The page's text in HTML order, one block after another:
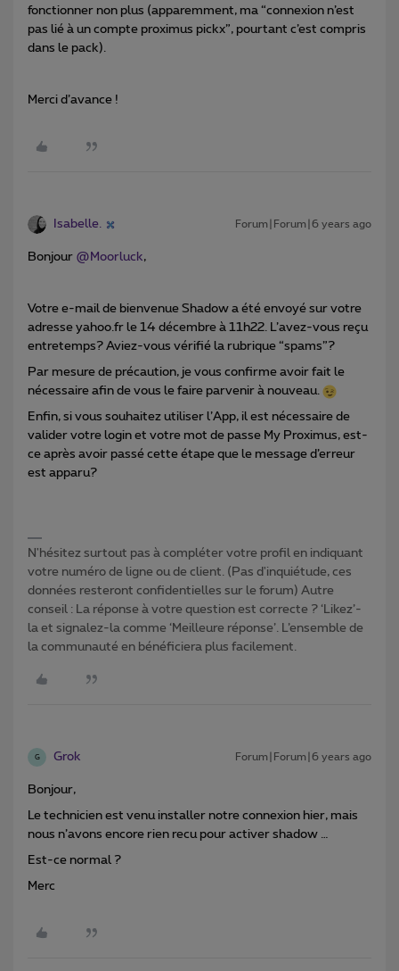
fonctionner non plus (apparemment, ma “connexion n’est
pas lié à un compte proximus pickx”, pourtant c’est compris
dans le pack).
Merci d’avance !
Isabelle. Forum|Forum|6 years ago
Bonjour @Moorluck,
Votre e-mail de bienvenue Shadow a été envoyé sur votre
adresse yahoo.fr le 14 décembre à 11h22. L’avez-vous reçu
entretemps? Aviez-vous vérifié la rubrique “spams”?
Par mesure de précaution, je vous confirme avoir fait le
nécessaire afin de vous le faire parvenir à nouveau.
Enfin, si vous souhaitez utiliser l’App, il est nécessaire de
valider votre login et votre mot de passe My Proximus, est-
ce après avoir passé cette étape que le message d’erreur
est apparu?
N'hésitez surtout pas à compléter votre profil en indiquant
votre numéro de ligne ou de client. (Pas d'inquiétude, ces
données resteront confidentielles sur le forum) Autre
conseil : La réponse à votre question est correcte ? ‘Likez’-
la et signalez-la comme ‘Meilleure réponse’. L’ensemble de
la communauté en bénéficiera plus facilement.
G Grok Forum|Forum|6 years ago
Bonjour,
Le technicien est venu installer notre connexion hier, mais
nous n’avons encore rien recu pour activer shadow …
Est-ce normal ?
Merc